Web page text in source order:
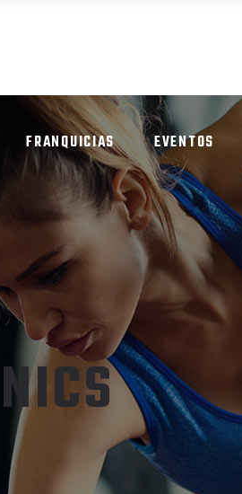
FRANQUICIAS EVENTOS